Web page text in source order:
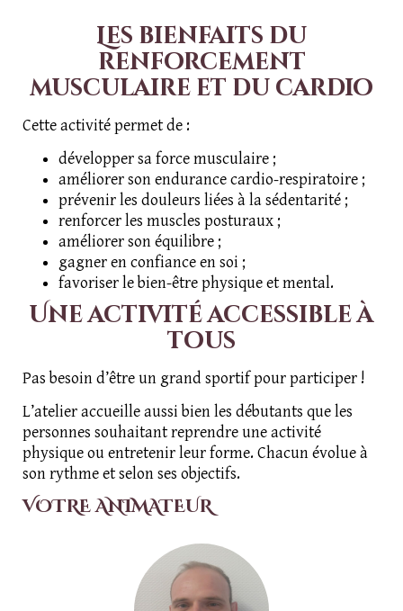
Les bienfaits du
renforcement
musculaire et du cardio
Cette activité permet de :
développer sa force musculaire ;
améliorer son endurance cardio-respiratoire ;
prévenir les douleurs liées à la sédentarité ;
renforcer les muscles posturaux ;
améliorer son équilibre ;
gagner en confiance en soi ;
favoriser le bien-être physique et mental.
Une activité accessible à
tous
Pas besoin d’être un grand sportif pour participer !
L’atelier accueille aussi bien les débutants que les
personnes souhaitant reprendre une activité
physique ou entretenir leur forme. Chacun évolue à
son rythme et selon ses objectifs.
VOTRE ANIMATEUR